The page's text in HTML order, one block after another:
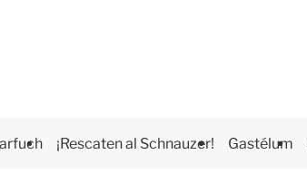
¡Rescaten al Schnauzer! Gastélum